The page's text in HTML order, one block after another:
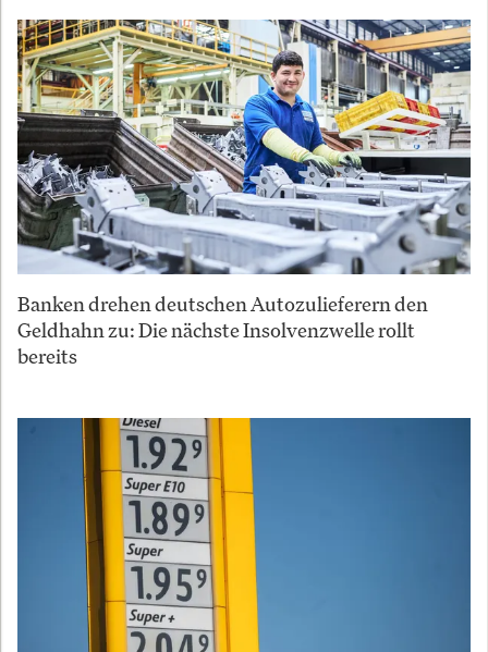
Banken drehen deutschen Autozulieferern den
Geldhahn zu: Die nächste Insolvenzwelle rollt
bereits